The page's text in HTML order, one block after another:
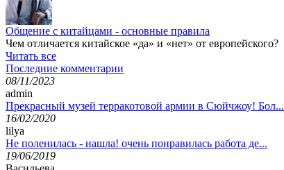
Общение с китайцами - основные правила
Чем отличается китайское «да» и «нет» от европейского?
Читать все
Последние комментарии
08/11/2023
admin
Прекрасный музей терракотовой армии в Сюйчжоу! Бол...
16/02/2020
lilya
Не поленилась - нашла! очень понравилась работа де...
19/06/2019